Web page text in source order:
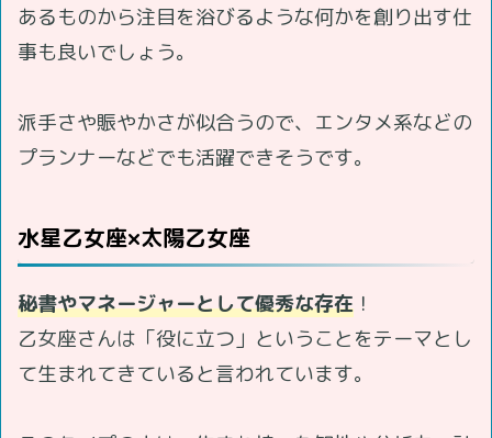
あるものから注目を浴びるような何かを創り出す仕
事も良いでしょう。
派手さや賑やかさが似合うので、エンタメ系などの
プランナーなどでも活躍できそうです。
水星乙女座×太陽乙女座
秘書やマネージャーとして優秀な存在 ！
乙女座さんは「役に立つ」ということをテーマとし
て生まれてきていると言われています。